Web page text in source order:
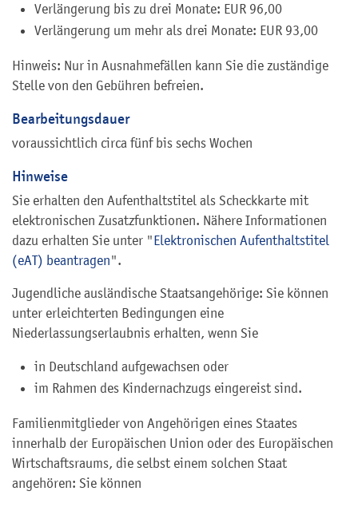
Verlängerung bis zu drei Monate: EUR 96,00
Verlängerung um mehr als drei Monate: EUR 93,00
Hinweis: Nur in Ausnahmefällen kann Sie die zuständige
Stelle von den Gebühren befreien.
Bearbeitungsdauer
voraussichtlich circa fünf bis sechs Wochen
Hinweise
Sie erhalten den Aufenthaltstitel als Scheckkarte mit
elektronischen Zusatzfunktionen. Nähere Informationen
dazu erhalten Sie unter "Elektronischen Aufenthaltstitel
(eAT) beantragen".
Jugendliche ausländische Staatsangehörige: Sie können
unter erleichterten Bedingungen eine
Niederlassungserlaubnis erhalten, wenn Sie
in Deutschland aufgewachsen oder
im Rahmen des Kindernachzugs eingereist sind.
Familienmitglieder von Angehörigen eines Staates
innerhalb der Europäischen Union oder des Europäischen
Wirtschaftsraums, die selbst einem solchen Staat
angehören: Sie können